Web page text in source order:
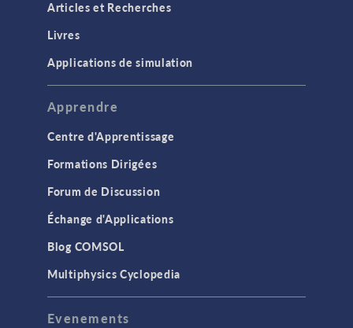
Articles et Recherches
Livres
Applications de simulation
Apprendre
Centre d'Apprentissage
Formations Dirigées
Forum de Discussion
Échange d'Applications
Blog COMSOL
Multiphysics Cyclopedia
Evenements